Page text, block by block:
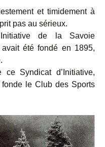
et timidement à
pas au sérieux.
de la Savoie
été fondé en 1895,
ce Syndicat d’Initiative,
le Club des Sports